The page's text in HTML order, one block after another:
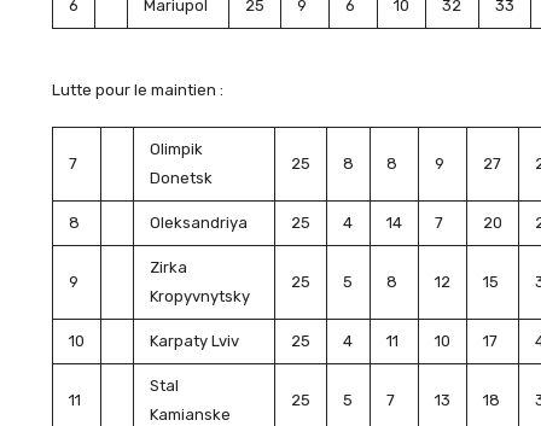
6 Mariupol 25 9 6 10 32 33
Lutte pour le maintien :
7
Olimpik
Donetsk
25 8 8 9 27
8 Oleksandriya 25 4 14 7 20
9
Zirka
Kropyvnytsky
25 5 8 12 15
10 Karpaty Lviv 25 4 11 10 17
11
Stal
Kamianske
25 5 7 13 18